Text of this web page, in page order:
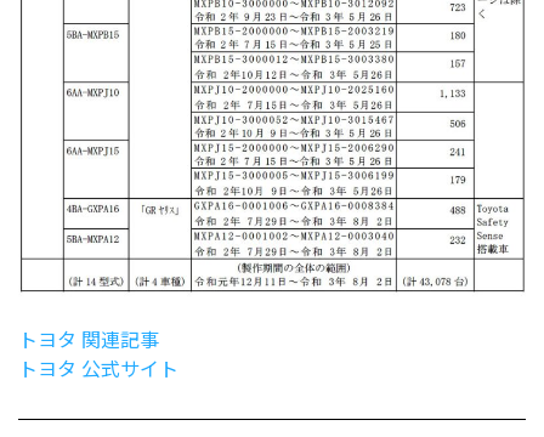
トヨタ 関連記事
トヨタ 公式サイト